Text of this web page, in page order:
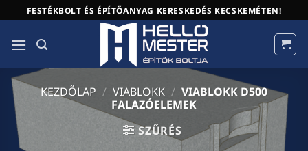
to
content
FESTÉKBOLT ÉS ÉPÍTŐANYAG KERESKEDÉS KECSKEMÉTEN!
KEZDŐLAP / VIABLOKK / VIABLOKK D500
FALAZÓELEMEK
SZŰRÉS